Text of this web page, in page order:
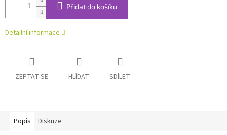
Přidat do košíku
Detailní informace
ZEPTAT SE HLÍDAT SDÍLET
Popis Diskuze